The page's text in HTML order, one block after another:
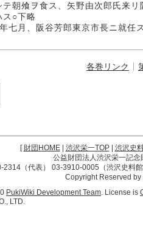
朝飧ヲ食ス、矢野由次郎氏来
ス○下略
、阪谷芳郎東京市長ニ就任
各巻リンク
[財団HOME| 渋沢栄一TOP| 渋沢史
公益財団法人渋沢栄一記
2314（代表） 03-3910-0005（渋沢史料
Copyright Reserved
PukiWiki Development Team. License is
LTD.